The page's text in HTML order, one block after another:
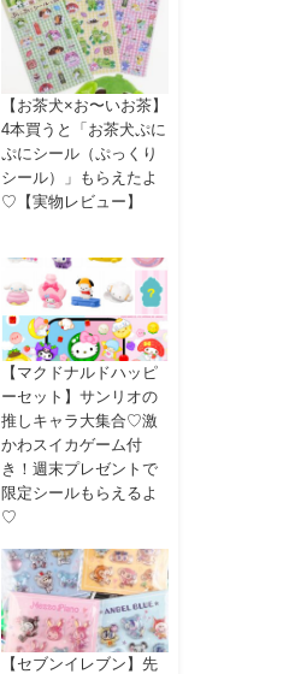
【お茶犬×お〜いお茶】
4本買うと「お茶犬ぷに
ぷにシール（ぷっくり
シール）」もらえたよ
♡【実物レビュー】
【マクドナルドハッピ
ーセット】サンリオの
推しキャラ大集合♡激
かわスイカゲーム付
き！週末プレゼントで
限定シールもらえるよ
♡
【セブンイレブン】先